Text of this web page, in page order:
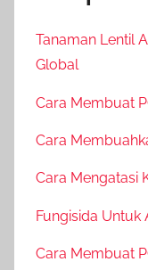
Tanaman Lentil
Global
Cara Membuat
Cara
Cara Mengatasi
Fungisida Untuk
Cara Membuat